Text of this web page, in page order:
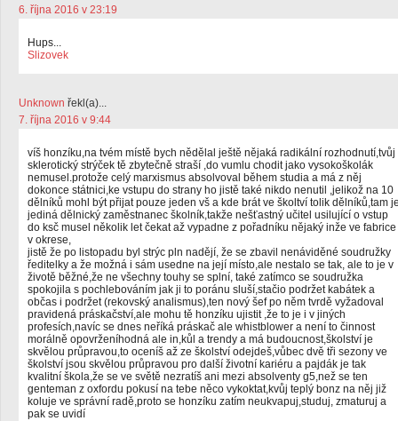
6. října 2016 v 23:19
Hups...
Slizovek
Unknown řekl(a)...
7. října 2016 v 9:44
víš honzíku,na tvém místě bych nědělal ještě nějaká radikální rozhodnutí,tvůj
sklerotický strýček tě zbytečně straší ,do vumlu chodit jako vysokoškolák
nemusel.protože celý marxismus absolvoval během studia a má z něj
dokonce státnici,ke vstupu do strany ho jistě také nikdo nenutil ,jelikož na 10
dělníků mohl být přijat pouze jeden vš a kde brát ve školtví tolik dělníků,tam
jediná dělnický zaměstnanec školník,takže nešťastný učitel usilující o vstup
do ksč musel několik let čekat až vypadne z pořadníku nějaký inže ve fabrice
v okrese,
jistě že po listopadu byl strýc pln nadějí, že se zbavil nenáviděné soudružky
ředitelky a že možná i sám usedne na její místo,ale nestalo se tak, ale to je v
životě běžné,že ne všechny touhy se splní, také zatímco se soudružka
spokojila s pochlebováním jak ji to poránu sluší,stačio podržet kabátek a
občas i podržet (rekovský analismus),ten nový šef po něm tvrdě vyžadoval
pravidená práskačství,ale mohu tě honzíku ujistit ,že to je i v jiných
profesích,navíc se dnes neříká práskač ale whistblower a není to činnost
morálně opovrženíhodná ale in,kůl a trendy a má budoucnost,školství je
skvělou průpravou,to oceníš až ze školství odejdeš,vůbec dvě tři sezony ve
školství jsou skvělou průpravou pro další životní kariéru a pajdák je tak
kvalitní škola,že se ve světě nezratíš ani mezi absolventy g5,než se ten
genteman z oxfordu pokusí na tebe něco vykoktat,kvůj teplý bonz na něj již
koluje ve správní radě,proto se honzíku zatím neukvapuj,studuj, zmaturuj a
pak se uvidí